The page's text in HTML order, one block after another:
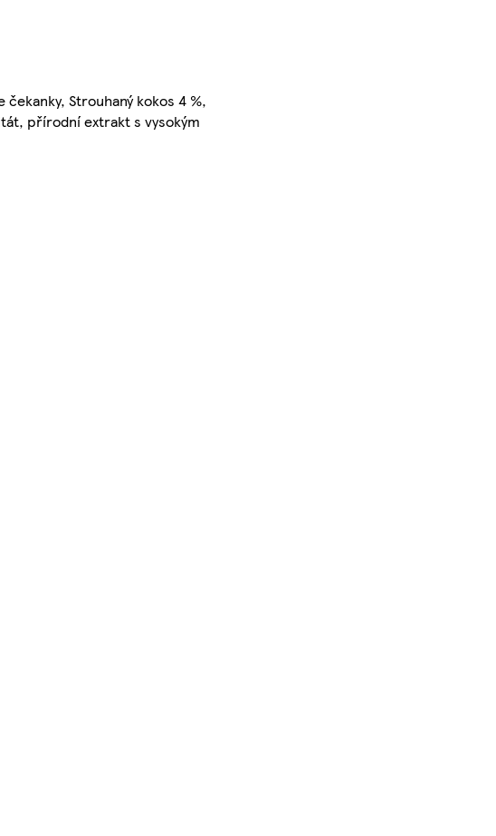
čekanky, Strouhaný kokos 4 %,
přírodní extrakt s vysokým